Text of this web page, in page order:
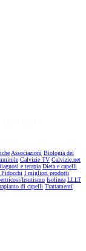
Associazioni Biologia dei
Calvizie TV Calvizie.net
e terapia Dieta e capelli
Pidocchi I migliori prodotti
Irsutismo Isolinea LLLT
di capelli Trattamenti